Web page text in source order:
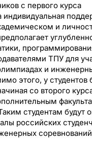
с первого курса
индивидуальная
и
ТПУ для
и
этого, у студентов
со второго
студентам будут
российских
соревнований